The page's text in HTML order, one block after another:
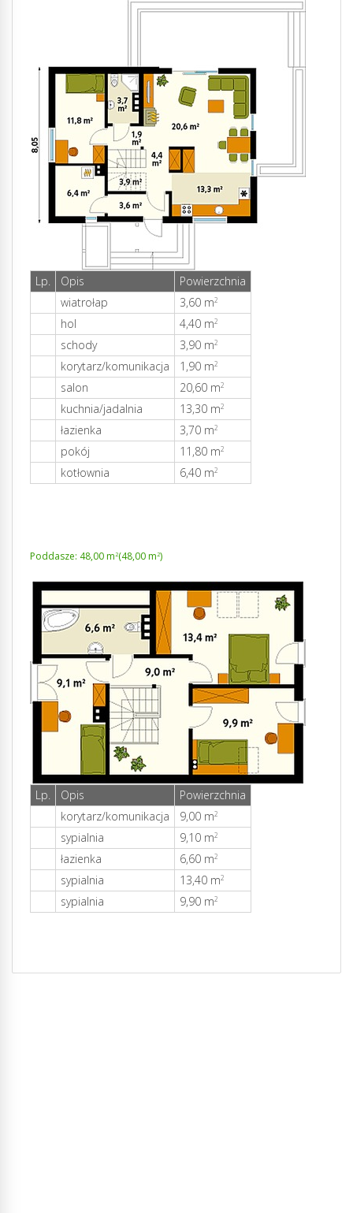
Lp. Opis
Powierzchnia
wiatrołap
3,60 m2
hol 4,40 m2
schody 3,90 m2
korytarz/komunikacja 1,90 m2
salon 20,60 m2
kuchnia/jadalnia 13,30 m2
łazienka 3,70 m2
pokój 11,80 m2
kotłownia 6,40 m2
Poddasze: 48,00 m2(48,00 m2)
Lp. Opis
Powierzchnia
korytarz/komunikacja
9,00 m2
sypialnia 9,10 m2
łazienka 6,60 m2
sypialnia 13,40 m2
sypialnia 9,90 m2